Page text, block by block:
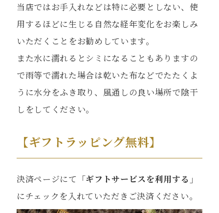
当店ではお手入れなどは特に必要としない、使
用するほどに生じる自然な経年変化をお楽しみ
いただくことをお勧めしています。
また水に濡れるとシミになることもありますの
で雨等で濡れた場合は乾いた布などでたたくよ
うに水分をふき取り、風通しの良い場所で陰干
しをしてください。
【ギフトラッピング無料】
決済ページにて 「ギフトサービスを利用する」
にチェックを入れていただきご決済ください。